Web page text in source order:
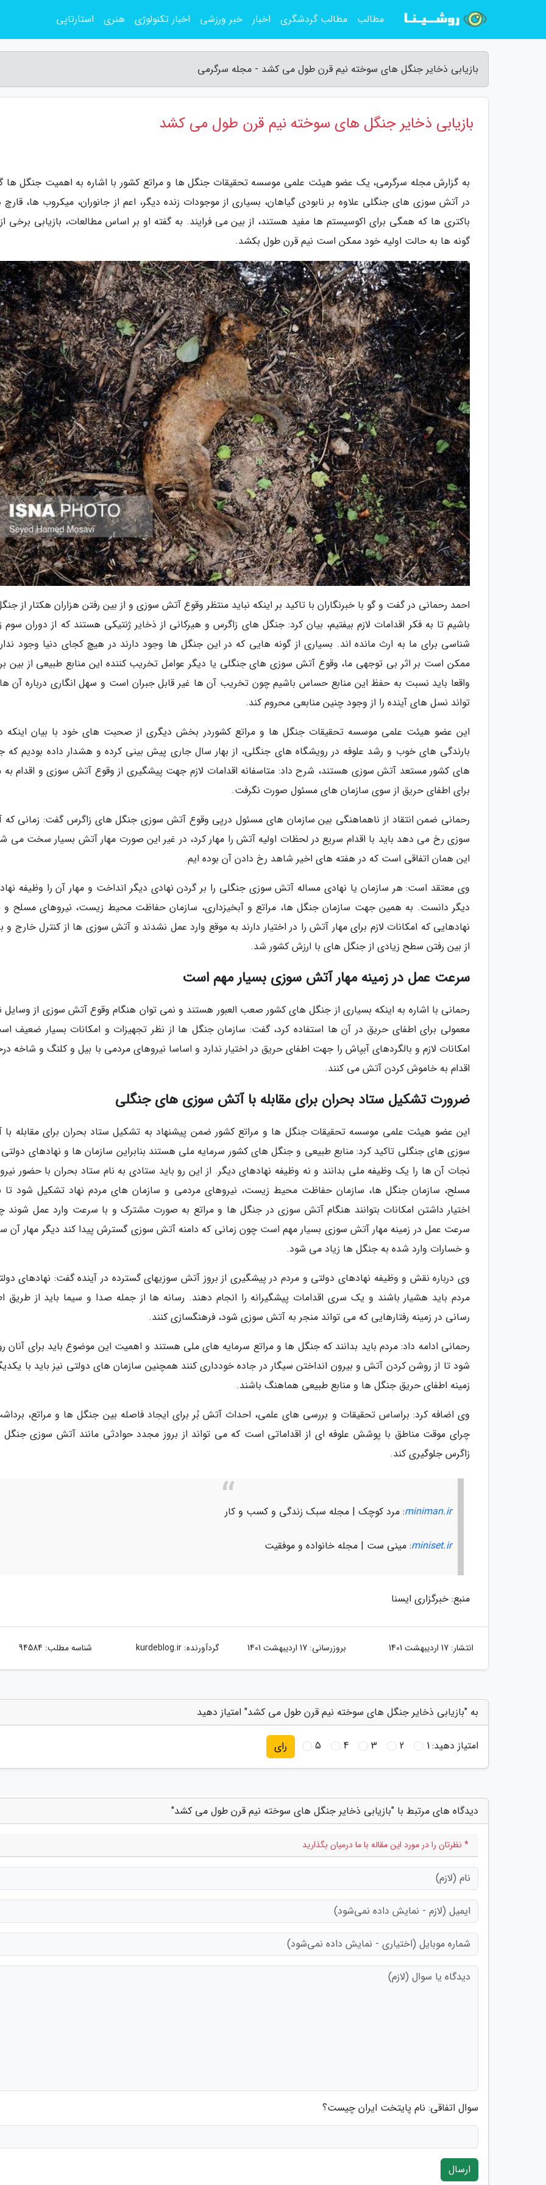
بازیابی ذخایر جنگل های سوخته نیم قرن طول می کشد - مجله سرگرمی
بازیابی ذخایر جنگل های سوخته نیم قرن طول می کشد
به گزارش مجله سرگرمی، یک عضو هیئت علمی موسسه تحقیقات جنگل ها و مراتع کشور با اشاره به اهمیت جنگل ها
در آتش سوزی های جنگلی علاوه بر نابودی گیاهان، بسیاری از موجودات زنده دیگر، اعم از جانوران، میکروب ها،
باکتری ها که همگی برای اکوسیستم ها مفید هستند، از بین می فرایند. به گفته او بر اساس مطالعات، بازیابی برخی
گونه ها به حالت اولیه خود ممکن است نیم قرن طول بکشد.
احمد رحمانی در گفت و گو با خبرنگاران با تاکید بر اینکه نباید منتظر وقوع آتش سوزی و از بین رفتن هزاران هکتار از
باشیم تا به فکر اقدامات لازم بیفتیم، بیان کرد: جنگل های زاگرس و هیرکانی از ذخایر ژنتیکی هستند که از دوران سوم
شناسی برای ما به ارث مانده اند. بسیاری از گونه هایی که در این جنگل ها وجود دارند در هیچ کجای دنیا وجود
ممکن است بر اثر بی توجهی ما، وقوع آتش سوزی های جنگلی یا دیگر عوامل تخریب کننده این منابع طبیعی از بین
واقعا باید نسبت به حفظ این منابع حساس باشیم چون تخریب آن ها غیر قابل جبران است و سهل انگاری درباره آن
تواند نسل های آینده را از وجود چنین منابعی محروم کند.
این عضو هیئت علمی موسسه تحقیقات جنگل ها و مراتع کشوردر بخش دیگری از صحبت های خود با بیان اینکه
بارندگی های خوب و رشد علوفه در رویشگاه های جنگلی، از بهار سال جاری پیش بینی کرده و هشدار داده بودیم که
های کشور مستعد آتش سوزی هستند، شرح داد: متاسفانه اقدامات لازم جهت پیشگیری از وقوع آتش سوزی و اقدام به
برای اطفای حریق از سوی سازمان های مسئول صورت نگرفت.
رحمانی ضمن انتقاد از ناهماهنگی بین سازمان های مسئول درپی وقوع آتش سوزی جنگل های زاگرس گفت: زمانی
سوزی رخ می دهد باید با اقدام سریع در لحظات اولیه آتش را مهار کرد، در غیر این صورت مهار آتش بسیار سخت می
این همان اتفاقی است که در هفته های اخیر شاهد رخ دادن آن بوده ایم.
وی معتقد است: هر سازمان یا نهادی مساله آتش سوزی جنگلی را بر گردن نهادی دیگر انداخت و مهار آن را وظیفه
دیگر دانست. به همین جهت سازمان جنگل ها، مراتع و آبخیزداری، سازمان حفاظت محیط زیست، نیروهای مسلح و
نهادهایی که امکانات لازم برای مهار آتش را در اختیار دارند به موقع وارد عمل نشدند و آتش سوزی ها از کنترل خارج و
از بین رفتن سطح زیادی از جنگل های با ارزش کشور شد.
سرعت عمل در زمینه مهار آتش سوزی بسیار مهم است
رحمانی با اشاره به اینکه بسیاری از جنگل های کشور صعب العبور هستند و نمی توان هنگام وقوع آتش سوزی از وسایل
معمولی برای اطفای حریق در آن ها استفاده کرد، گفت: سازمان جنگل ها از نظر تجهیزات و امکانات بسیار ضعیف
امکانات لازم و بالگردهای آبپاش را جهت اطفای حریق در اختیار ندارد و اساسا نیروهای مردمی با بیل و کلنگ و شاخه
اقدام به خاموش کردن آتش می کنند.
ضرورت تشکیل ستاد بحران برای مقابله با آتش سوزی های جنگلی
این عضو هیئت علمی موسسه تحقیقات جنگل ها و مراتع کشور ضمن پیشنهاد به تشکیل ستاد بحران برای مقابله
سوزی های جنگلی تاکید کرد: منابع طبیعی و جنگل های کشور سرمایه ملی هستند بنابراین سازمان ها و نهادهای دولتی
نجات آن ها را یک وظیفه ملی بدانند و نه وظیفه نهادهای دیگر. از این رو باید ستادی به نام ستاد بحران با حضور
مسلح، سازمان جنگل ها، سازمان حفاظت محیط زیست، نیروهای مردمی و سازمان های مردم نهاد تشکیل شود تا
اختیار داشتن امکانات بتوانند هنگام آتش سوزی در جنگل ها و مراتع به صورت مشترک و با سرعت وارد عمل شوند
سرعت عمل در زمینه مهار آتش سوزی بسیار مهم است چون زمانی که دامنه آتش سوزی گسترش پیدا کند دیگر مهار
و خسارات وارد شده به جنگل ها زیاد می شود.
وی درباره نقش و وظیفه نهادهای دولتی و مردم در پیشگیری از بروز آتش سوزیهای گسترده در آینده گفت: نهادهای
مردم باید هشیار باشند و یک سری اقدامات پیشگیرانه را انجام دهند. رسانه ها از جمله صدا و سیما باید از طریق
رسانی در زمینه رفتارهایی که می تواند منجر به آتش سوزی شود، فرهنگسازی کنند.
رحمانی ادامه داد: مردم باید بدانند که جنگل ها و مراتع سرمایه های ملی هستند و اهمیت این موضوع باید برای آنان
شود تا از روشن کردن آتش و بیرون انداختن سیگار در جاده خودداری کنند همچنین سازمان های دولتی نیز باید با
زمینه اطفای حریق جنگل ها و منابع طبیعی هماهنگ باشند.
وی اضافه کرد: براساس تحقیقات و بررسی های علمی، احداث آتش بُر برای ایجاد فاصله بین جنگل ها و مراتع،
چرای موقت مناطق با پوشش علوفه ای از اقداماتی است که می تواند از بروز مجدد حوادثی مانند آتش سوزی
زاگرس جلوگیری کند.
miniman.ir: مرد کوچک | مجله سبک زندگی و کسب و کار
miniset.ir: مینی ست | مجله خانواده و موفقیت
منبع: خبرگزاری ایسنا
انتشار: 17 اردیبهشت 1401 بروزرسانی: 17 اردیبهشت 1401 گردآورنده:kurdeblog.ir شناسه مطلب: 94584
به "بازیابی ذخایر جنگل های سوخته نیم قرن طول می کشد" امتیاز دهید
امتیاز دهید:1
2
3
4
5 رای
دیدگاه های مرتبط با "بازیابی ذخایر جنگل های سوخته نیم قرن طول می کشد"
* نظرتان را در مورد این مقاله با ما درمیان بگذارید
سوال اتفاقی: نام پایتخت ایران چیست؟
ارسال
مطالب مطالب گردشگری اخبار خبر ورزشی اخبار تکنولوژی هنری استارتاپی